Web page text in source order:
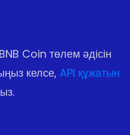
Coin төлем әдісін
келсе, API құжатын